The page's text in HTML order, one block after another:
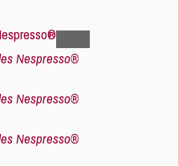
Nespresso®
Nespresso®
Nespresso®